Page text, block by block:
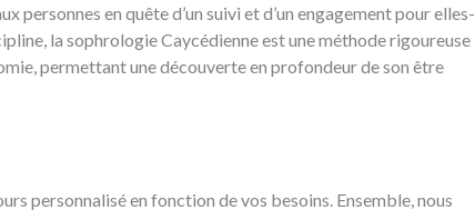
personnes en quête d’un suivi et d’un engagement pour elles-
la sophrologie Caycédienne est une méthode rigoureuse
permettant une découverte en profondeur de son être
personnalisé en fonction de vos besoins. Ensemble, nous